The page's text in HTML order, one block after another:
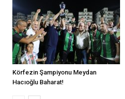
Körfezin Şampiyonu Meydan
Hacıoğlu Baharat!